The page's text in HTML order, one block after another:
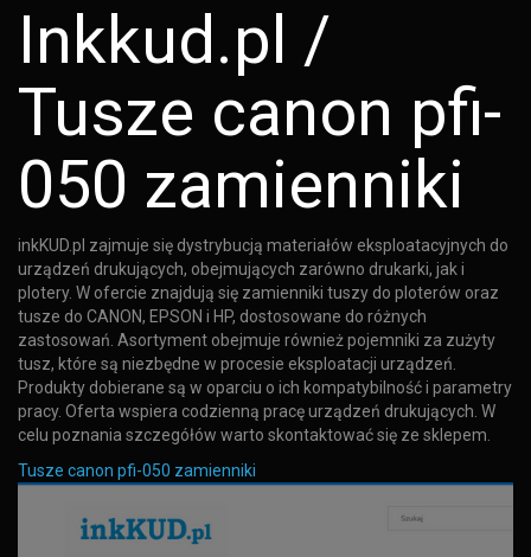
Inkkud.pl /
Tusze canon pfi-
050 zamienniki
inkKUD.pl zajmuje się dystrybucją materiałów eksploatacyjnych do
urządzeń drukujących, obejmujących zarówno drukarki, jak i
plotery. W ofercie znajdują się zamienniki tuszy do ploterów oraz
tusze do CANON, EPSON i HP, dostosowane do różnych
zastosowań. Asortyment obejmuje również pojemniki za zużyty
tusz, które są niezbędne w procesie eksploatacji urządzeń.
Produkty dobierane są w oparciu o ich kompatybilność i parametry
pracy. Oferta wspiera codzienną pracę urządzeń drukujących. W
celu poznania szczegółów warto skontaktować się ze sklepem.
Tusze canon pfi-050 zamienniki